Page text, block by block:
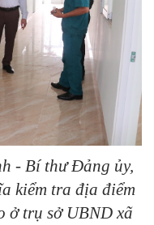
- Bí thư Đảng ủy,
kiểm tra địa điểm
ở trụ sở UBND xã